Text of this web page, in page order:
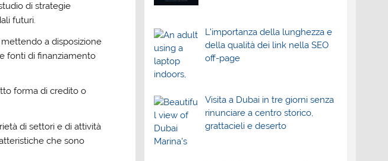
di strategie
futuri.
a disposizione
fonti di finanziamento
forma di credito o
di settori e di attività
che sono
L’importanza della lunghezza e
della qualità dei link nella SEO
off-page
Visita a Dubai in tre giorni senza
rinunciare a centro storico,
grattacieli e deserto